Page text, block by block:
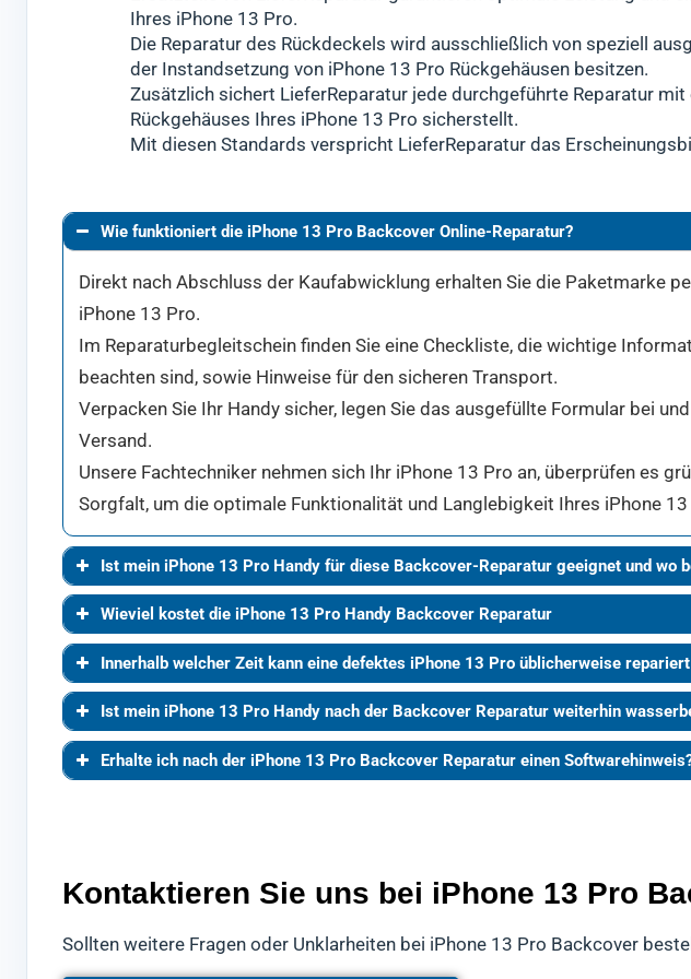
Ihres iPhone 13 Pro.
Die Reparatur des Rückdeckels wird ausschließlich von speziell
der Instandsetzung von iPhone 13 Pro Rückgehäusen besitzen.
Zusätzlich sichert LieferReparatur jede durchgeführte Reparatur
Rückgehäuses Ihres iPhone 13 Pro sicherstellt.
Mit diesen Standards verspricht LieferReparatur das
Wie funktioniert die iPhone 13 Pro Backcover Online-Reparatur?
Direkt nach Abschluss der Kaufabwicklung erhalten Sie die Paketmarke
iPhone 13 Pro.
Im Reparaturbegleitschein finden Sie eine Checkliste, die wichtige
beachten sind, sowie Hinweise für den sicheren Transport.
Verpacken Sie Ihr Handy sicher, legen Sie das ausgefüllte Formular bei
Versand.
Unsere Fachtechniker nehmen sich Ihr iPhone 13 Pro an, überprüfen es
Sorgfalt, um die optimale Funktionalität und Langlebigkeit Ihres iPhone
Ist mein iPhone 13 Pro Handy für diese Backcover-Reparatur geeignet und wo
Wieviel kostet die iPhone 13 Pro Handy Backcover Reparatur
Innerhalb welcher Zeit kann eine defektes iPhone 13 Pro üblicherweise
Ist mein iPhone 13 Pro Handy nach der Backcover Reparatur weiterhin
Erhalte ich nach der iPhone 13 Pro Backcover Reparatur einen
Kontaktieren Sie uns bei iPhone 13 Pro
Sollten weitere Fragen oder Unklarheiten bei iPhone 13 Pro Backcover